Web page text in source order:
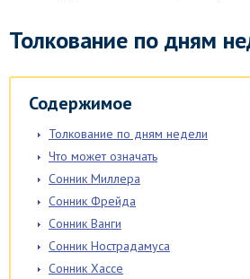
Толкование по дням
Содержимое
Толкование по дням недели
Что может означать
Сонник Миллера
Сонник Фрейда
Сонник Ванги
Сонник Нострадамуса
Сонник Хассе